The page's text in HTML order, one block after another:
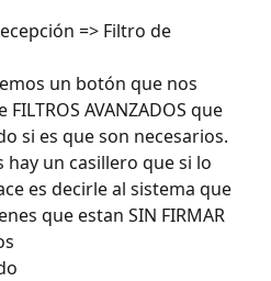
=> Filtro de
un botón que nos
AVANZADOS que
si es que son necesarios.
un casillero que si lo
es decirle al sistema que
que estan SIN FIRMAR